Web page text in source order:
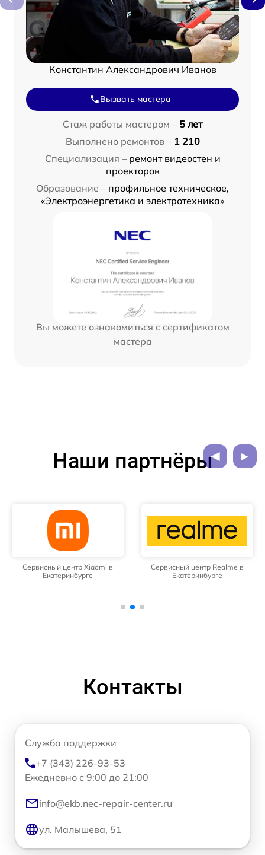
Константин Александрович Иванов
Вызвать мастера
Стаж работы мастером – 5 лет
Выполнено ремонтов – 1 210
Специализация – ремонт видеостен и
проекторов
Образование – профильное техническое,
«Электроэнергетика и электротехника»
Вы можете ознакомиться с сертификатом
мастера
Наши партнёры
Сервисный центр Xiaomi в
Екатеринбурге
Сервисный центр Realme в
Екатеринбурге
Контакты
Служба поддержки
+7 (343) 226-93-53
Ежедневно с 9:00 до 21:00
info@ekb.nec-repair-center.ru
ул. Малышева, 51